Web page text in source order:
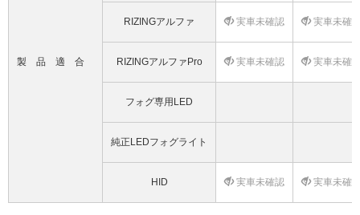
製品適合
RIZINGアルファ 実車未確認 実車未確
RIZINGアルファPro 実車未確認 実車未確
フォグ専用LED
純正LEDフォグライト
HID 実車未確認 実車未確